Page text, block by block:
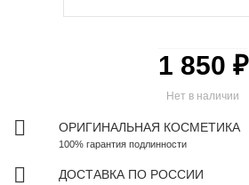
Нет в наличии
1 850 ₽
ОРИГИНАЛЬНАЯ КОСМЕТИКА
100% гарантия подлинности
ДОСТАВКА ПО РОССИИ